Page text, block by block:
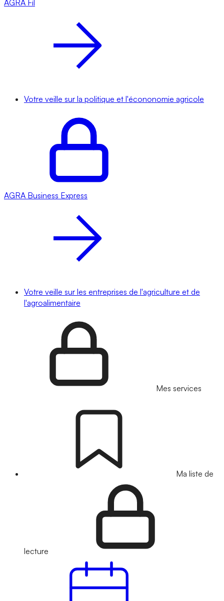
AGRA Fil
Votre veille sur la politique et l'écononomie agricole
AGRA Business Express
Votre veille sur les entreprises de l'agriculture et de
l'agroalimentaire
Mes services
Ma liste de
lecture